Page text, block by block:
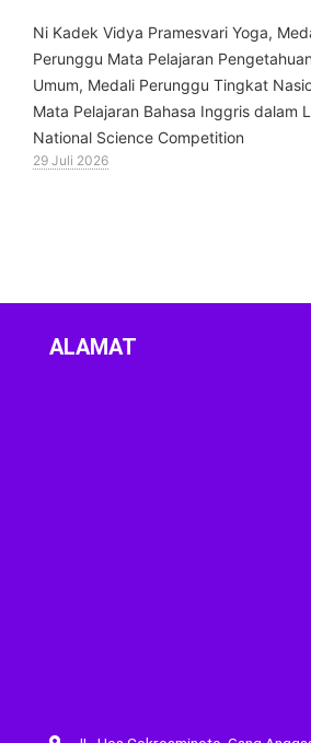
⁠Ni Kadek Vidya Pramesvari Yoga,
Perunggu Mata Pelajaran Pengetahuan
Umum, Medali Perunggu Tingkat
Mata Pelajaran Bahasa Inggris dalam
National Science Competition
29 Juli 2026
ALAMAT